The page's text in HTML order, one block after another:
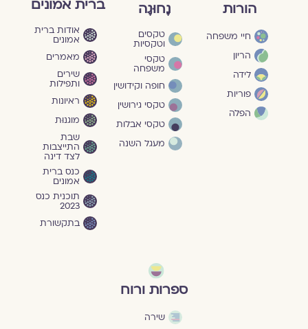
הורות
חיי משפחה
הריון
לידה
פוריות
הפלה
נָחוּגָה
טקסים
וטקסיות
טקסי
משפחה
חופה וקידושין
טקסי גירושין
טקסי אבלות
מעגל השנה
ברית אמונים
אודות ברית
אמונים
מאמרים
שירים
ותפילות
ראיונות
מוגנוּת
שבת
התייצבות
לצד דינה
כנס ברית
אמונים
תוכנית כנס
2023
בתקשורת
ספרות ורוח
שירה